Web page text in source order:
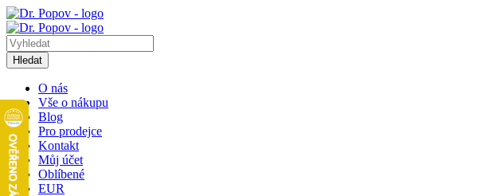
Hledat
O nás
Vše o nákupu
Blog
Pro prodejce
Kontakt
Můj účet
Oblíbené
EUR